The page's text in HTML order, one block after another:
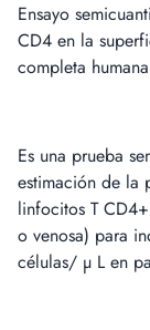
Ensayo
CD4 en la
completa
Es una prueba
estimación de la
linfocitos T
o venosa) para
células/ µ L en